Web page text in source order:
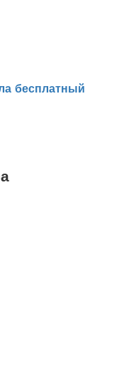
бесплатный